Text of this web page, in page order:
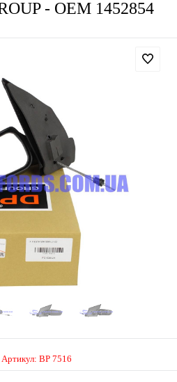
- OEM 1452854
Артикул: BP 7516